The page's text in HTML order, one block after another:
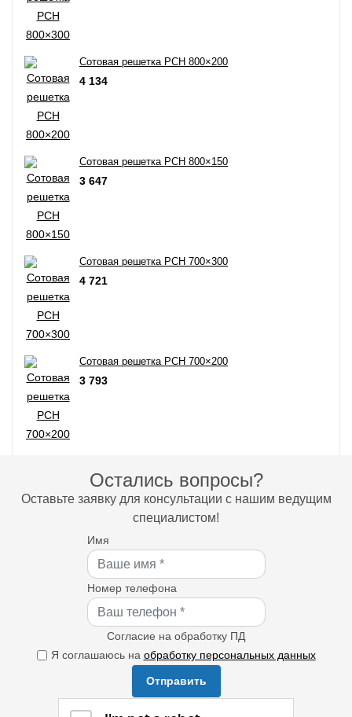
Сотовая решетка РСН 800×200
4 134
Сотовая решетка РСН 800×150
3 647
Сотовая решетка РСН 700×300
4 721
Сотовая решетка РСН 700×200
3 793
Остались вопросы?
Оставьте заявку для консультации с нашим ведущим
специалистом!
Имя
Номер телефона
Согласие на обработку ПД
Я соглашаюсь на обработку персональных данных
Отправить